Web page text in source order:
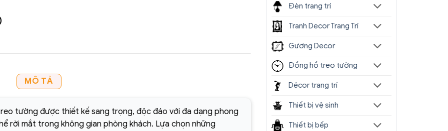
MÔ TẢ
tường được thiết kế sang trọng, độc đáo với đa dạng phong
rời mắt trong không gian phòng khách. Lựa chọn những
Đèn trang trí
Tranh Decor Trang Trí
Gương Decor
Đồng hồ treo tường
Décor trang trí
Thiết bị vệ sinh
Thiết bị bếp